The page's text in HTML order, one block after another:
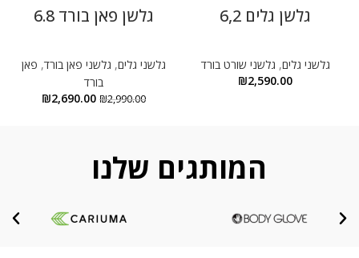
גלשן גלים 6,2
גלשני גלים, גלשני שורט בורד
₪2,590.00
גלשן פאן בורד 6.8
גלשני גלים, גלשני פאן בורד, פאן
בורד
₪2,990.00
₪2,690.00
המותגים שלנו